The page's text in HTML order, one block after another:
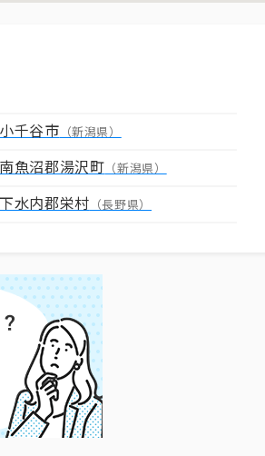
小千谷市 （新潟県）
南魚沼郡湯沢町 （新潟県）
下水内郡栄村 （長野県）